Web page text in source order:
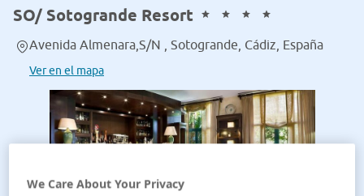
SO/ Sotogrande Resort
Avenida Almenara,S/N , Sotogrande, Cádiz, España
Ver en el mapa
We Care About Your Privacy